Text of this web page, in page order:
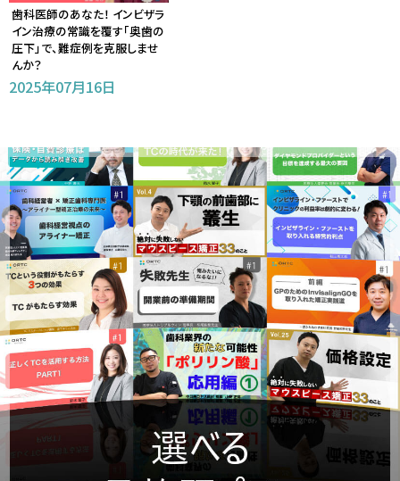
歯科医師のあなた！ インビザラ
イン治療の常識を覆す「奥歯の
圧下」で、難症例を克服しませ
んか？
2025年07月16日